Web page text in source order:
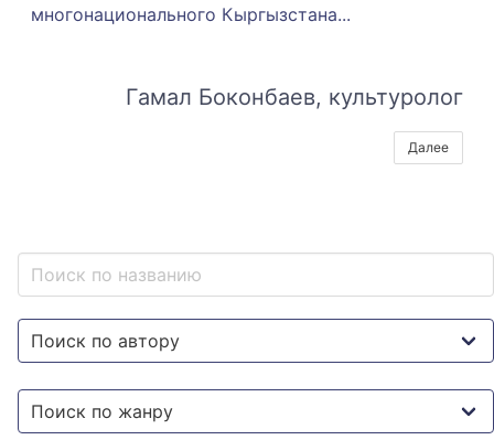
многонационального Кыргызстана...
Гамал Боконбаев, культуролог
Далее